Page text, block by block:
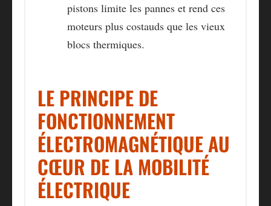
pistons limite les pannes et rend ces
moteurs plus costauds que les vieux
blocs thermiques.
LE PRINCIPE DE
FONCTIONNEMENT
ÉLECTROMAGNÉTIQUE AU
CŒUR DE LA MOBILITÉ
ÉLECTRIQUE